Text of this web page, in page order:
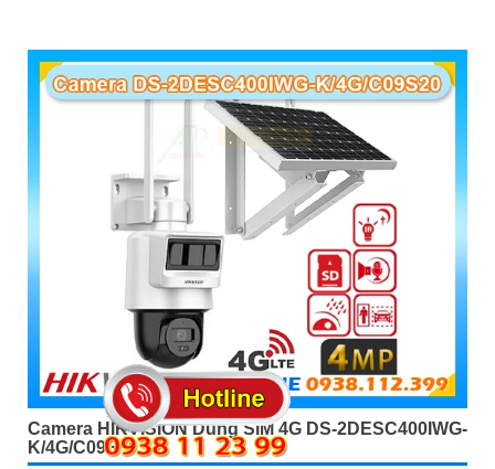
Camera HIKVISION Dung SIM 4G DS-2DESC400IWG-
K/4G/C09S20